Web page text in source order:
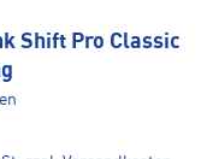
Shift Pro Classic